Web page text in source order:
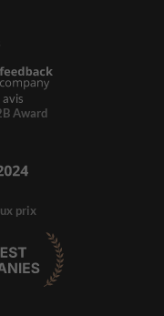
avis
Award
prix